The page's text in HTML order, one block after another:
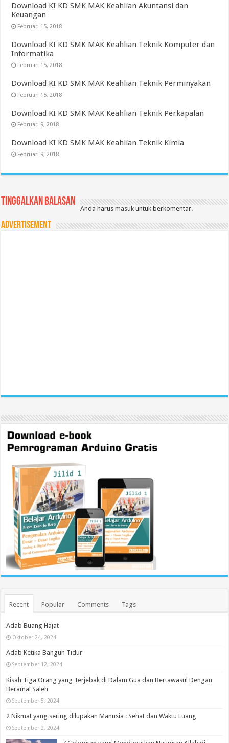
Download KI KD SMK MAK Keahlian Akuntansi dan
Keuangan
Februari 15, 2018
Download KI KD SMK MAK Keahlian Teknik Komputer dan
Informatika
Februari 15, 2018
Download KI KD SMK MAK Keahlian Teknik Perminyakan
Februari 15, 2018
Download KI KD SMK MAK Keahlian Teknik Perkapalan
Februari 9, 2018
Download KI KD SMK MAK Keahlian Teknik Kimia
Februari 9, 2018
Tinggalkan Balasan
Anda harusmasuk untuk berkomentar.
Advertisement
Recent Popular Comments Tags
Adab Buang Hajat
Oktober 24, 2024
Adab Ketika Bangun Tidur
September 12, 2024
Kisah Tiga Orang yang Terjebak di Dalam Gua dan Bertawasul Dengan
Beramal Saleh
September 5, 2024
2 Nikmat yang sering dilupakan Manusia : Sehat dan Waktu Luang
September 2, 2024